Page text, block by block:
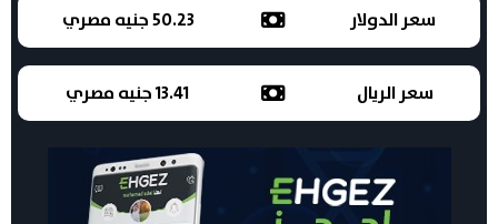
سعر الدولار 50.23 جنيه مصري
سعر الريال 13.41 جنيه مصري